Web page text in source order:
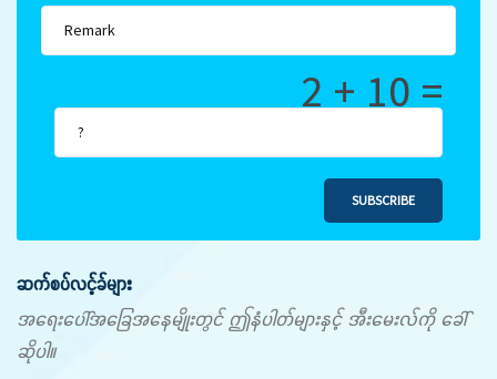
2 + 10 =
SUBSCRIBE
ဆက်စပ်လင့်ခ်များ
အရေးပေါ်အခြေအနေမျိုးတွင် ဤနံပါတ်များနှင့် အီးမေးလ်ကို ခေါ်
ဆိုပါ။